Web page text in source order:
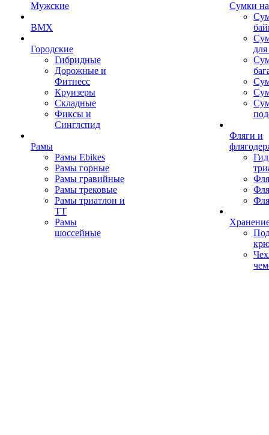
Мужские
BMX
Городские
Гибридные
Дорожные и
Фитнесс
Круизеры
Складные
Фиксы и
Синглспид
Рамы
Рамы Ebikes
Рамы горные
Рамы гравийные
Рамы трековые
Рамы триатлон и
ТТ
Рамы
шоссейные
Сумки
Фляги и